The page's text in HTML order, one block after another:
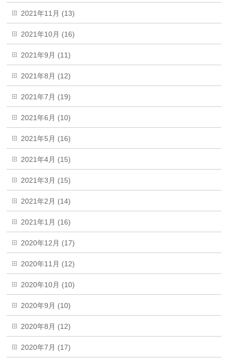
2021年11月 (13)
2021年10月 (16)
2021年9月 (11)
2021年8月 (12)
2021年7月 (19)
2021年6月 (10)
2021年5月 (16)
2021年4月 (15)
2021年3月 (15)
2021年2月 (14)
2021年1月 (16)
2020年12月 (17)
2020年11月 (12)
2020年10月 (10)
2020年9月 (10)
2020年8月 (12)
2020年7月 (17)